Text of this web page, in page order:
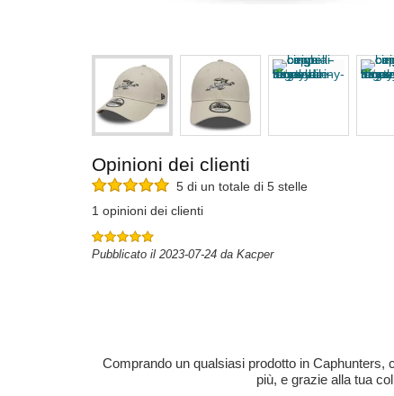
Opinioni dei clienti
5 di un totale di 5 stelle
1 opinioni dei clienti
Pubblicato il 2023-07-24 da Kacper
Comprando un qualsiasi prodotto in Caphunters,
più, e grazie alla tua